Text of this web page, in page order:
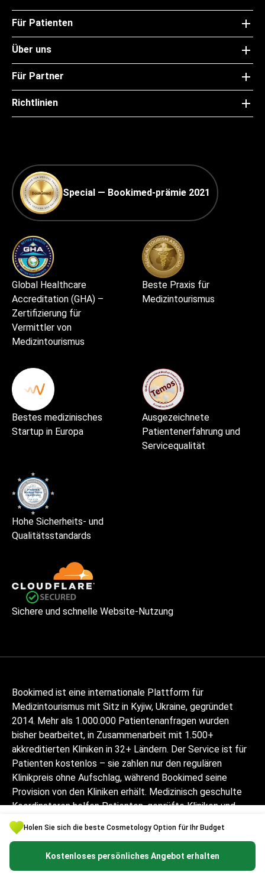
Holen Sie sich die beste Cosmetology Option für Ihr Budget
Kostenloses persönliches Angebot erhalten
Für Patienten
Über uns
Für Partner
Richtlinien
Special — Bookimed-prämie 2021
Global Healthcare
Accreditation (GHA) –
Zertifizierung für
Vermittler von
Medizintourismus
Beste Praxis für
Medizintourismus
Bestes medizinisches
Startup in Europa
Ausgezeichnete
Patientenerfahrung und
Servicequalität
Hohe Sicherheits- und
Qualitätsstandards
Sichere und schnelle Website-Nutzung
Bookimed ist eine internationale Plattform für
Medizintourismus mit Sitz in Kyjiw, Ukraine, gegründet
2014. Mehr als 1.000.000 Patientenanfragen wurden
bisher bearbeitet, in Zusammenarbeit mit 1.500+
akkreditierten Kliniken in 32+ Ländern. Der Service ist für
Patienten kostenlos – sie zahlen nur den regulären
Klinikpreis ohne Aufschlag, während Bookimed seine
Provision von den Kliniken erhält. Medizinisch geschulte
Koordinatoren helfen Patienten, geprüfte Kliniken und
Ärzte zu vergleichen, und begleiten sie in 10+ Sprachen
durch jeden Schritt. Die Plattform ist Global Healthcare
(2024–2025). Bewertung: 4,6 auf Trustpilot und 4,4 auf